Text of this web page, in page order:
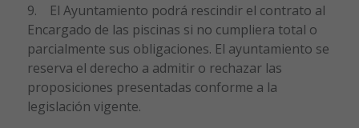
9. El Ayuntamiento podrá rescindir el contrato al
Encargado de las piscinas si no cumpliera total o
parcialmente sus obligaciones. El ayuntamiento se
reserva el derecho a admitir o rechazar las
proposiciones presentadas conforme a la
legislación vigente.